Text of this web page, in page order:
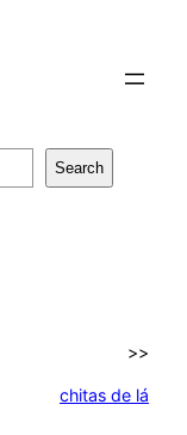
Search
>>
chitas de lá